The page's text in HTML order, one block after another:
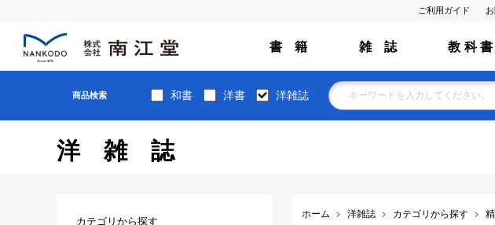
ご利用ガイド
書 籍 雑 誌 教 科 書
商品検索 和書 洋書 洋雑誌
洋雑誌
ホーム 洋雑誌 カテゴリから探す
カテゴリから探す